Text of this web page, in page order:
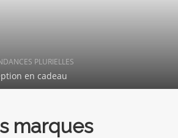
MTDelta Cœur Ouvert
marques